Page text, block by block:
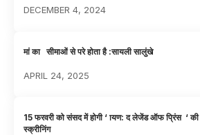
DECEMBER 4, 2024
मां का सीमाओं से परे होता है :सायली सालुंखे
APRIL 24, 2025
15 फरवरी को संसद में होगी ‘ ायण: द लेजेंड ऑफ प्रिंस ‘ की
स्क्रीनिंग